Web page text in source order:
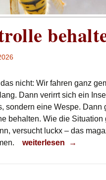
nicht: Wir fahren ganz
Dann verirrt sich ein
sondern eine Wespe. Dann
behalten. Wie die Situation
versucht luckx – das
Kontrolle behalten
weiterlesen →